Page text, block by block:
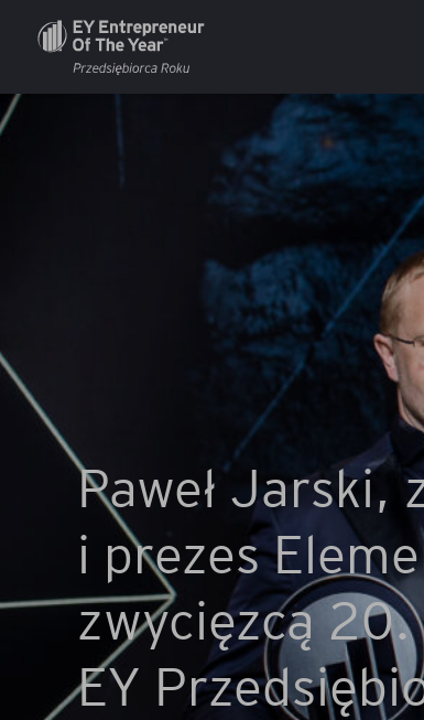
Paweł Jarski,
i prezes
zwycięzcą
EY